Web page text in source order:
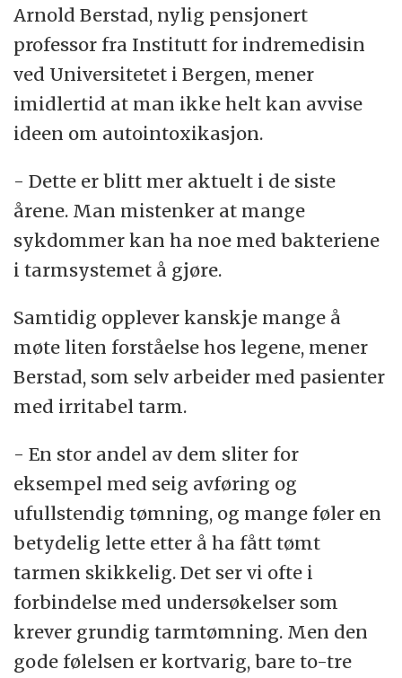
Arnold Berstad, nylig pensjonert
professor fra Institutt for indremedisin
ved Universitetet i Bergen, mener
imidlertid at man ikke helt kan avvise
ideen om autointoxikasjon.
- Dette er blitt mer aktuelt i de siste
årene. Man mistenker at mange
sykdommer kan ha noe med bakteriene
i tarmsystemet å gjøre.
Samtidig opplever kanskje mange å
møte liten forståelse hos legene, mener
Berstad, som selv arbeider med pasienter
med irritabel tarm.
- En stor andel av dem sliter for
eksempel med seig avføring og
ufullstendig tømning, og mange føler en
betydelig lette etter å ha fått tømt
tarmen skikkelig. Det ser vi ofte i
forbindelse med undersøkelser som
krever grundig tarmtømning. Men den
gode følelsen er kortvarig, bare to-tre